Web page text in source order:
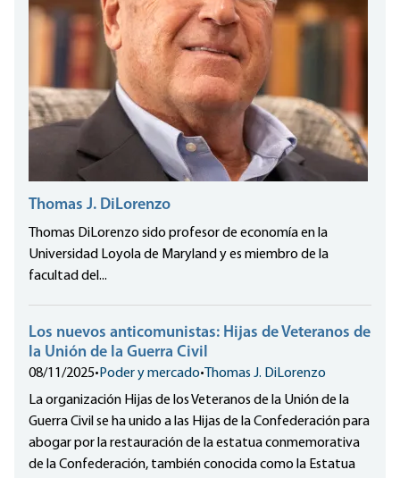
Thomas J. DiLorenzo
Thomas DiLorenzo sido profesor de economía en la
Universidad Loyola de Maryland y es miembro de la
facultad del...
Los nuevos anticomunistas: Hijas de Veteranos de
la Unión de la Guerra Civil
08/11/2025• Poder y mercado• Thomas J. DiLorenzo
La organización Hijas de los Veteranos de la Unión de la
Guerra Civil se ha unido a las Hijas de la Confederación para
abogar por la restauración de la estatua conmemorativa
de la Confederación, también conocida como la Estatua